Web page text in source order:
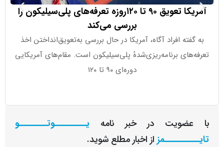
آمریکا تعویق ۹۰ تا ۱۲۰روزه تعرفه‌های پلی‌سیلیکون را
بررسی می‌کند
افراد آگاه، آمریکا در حال بررسی به‌تعویق‌انداختن اخذ
برنامه‌ریزی‌شدهٔ پلی‌سیلیکون است. مقام‌های آمریکایی
به گزارش
در خبر نامه
یـــــــــوتــــــــو
از اخبار مطلع شوید.